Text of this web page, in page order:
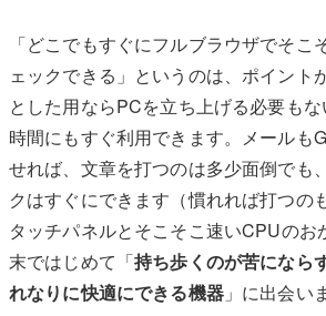
「どこでもすぐにフルブラウザでそこ
ェックできる」というのは、ポイント
とした用ならPCを立ち上げる必要も
時間にもすぐ利用できます。メールも
せれば、文章を打つのは多少面倒でも
クはすぐにできます（慣れれば打つの
タッチパネルとそこそこ速いCPUのお
末ではじめて「持ち歩くのが苦になら
れなりに快適にできる機器」に出会い